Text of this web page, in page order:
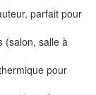
parfait pour
(salon, salle à
pour